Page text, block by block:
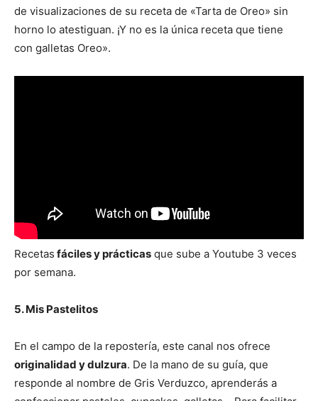
de visualizaciones de su receta de «Tarta de Oreo» sin
horno lo atestiguan. ¡Y no es la única receta que tiene
con galletas Oreo».
Recetas fáciles y prácticas que sube a Youtube 3 veces
por semana.
5. Mis Pastelitos
En el campo de la repostería, este canal nos ofrece
originalidad y dulzura. De la mano de su guía, que
responde al nombre de Gris Verduzco, aprenderás a